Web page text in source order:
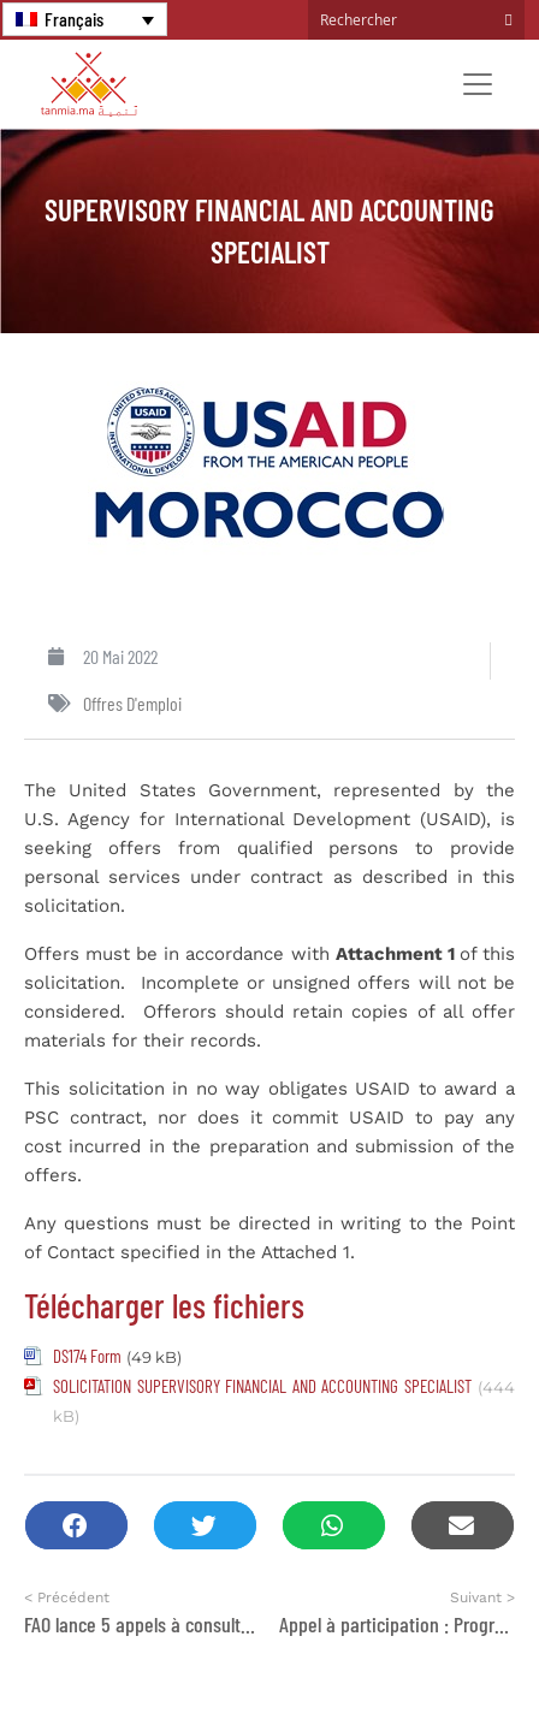
Français
SUPERVISORY FINANCIAL AND ACCOUNTING
SPECIALIST
20 Mai 2022
Offres D'emploi
The United States Government, represented by the
U.S. Agency for International Development (USAID), is
seeking offers from qualified persons to provide
personal services under contract as described in this
solicitation.
Offers must be in accordance with Attachment 1 of this
solicitation. Incomplete or unsigned offers will not be
considered. Offerors should retain copies of all offer
materials for their records.
This solicitation in no way obligates USAID to award a
PSC contract, nor does it commit USAID to pay any
cost incurred in the preparation and submission of the
offers.
Any questions must be directed in writing to the Point
of Contact specified in the Attached 1.
Télécharger les fichiers
DS174 Form (49 kB)
SOLICITATION SUPERVISORY FINANCIAL AND ACCOUNTING SPECIALIST (444
kB)
< Précédent Suivant >
Appel à participation : Programme de formation et d’accompagnement en journalisme numérique et communication digitale